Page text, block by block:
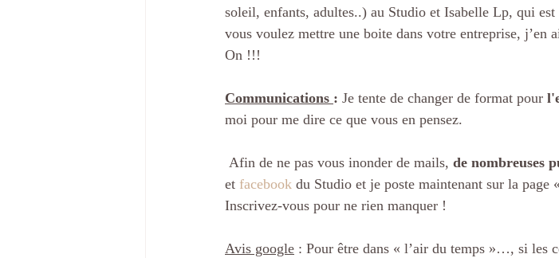
soleil, enfants, adultes..) au Studio et Isabelle Lp, qui
vous voulez mettre une boite dans votre entreprise, j’en
On !!!
Communications : Je tente de changer de format pour
moi pour me dire ce que vous en pensez.
Afin de ne pas vous inonder de mails, de nombreuses
et facebook du Studio et je poste maintenant sur la page
Inscrivez-vous pour ne rien manquer !
Avis google : Pour être dans « l’air du temps »…, si les